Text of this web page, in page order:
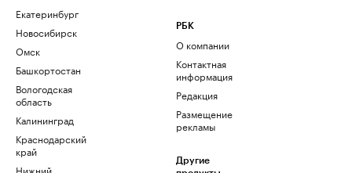
Екатеринбург
Новосибирск
Омск
Башкортостан
Вологодская
область
Калининград
Краснодарский
край
Нижний
РБК
О компании
Контактная
информация
Редакция
Размещение
рекламы
Другие